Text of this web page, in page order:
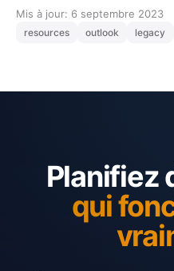
Mis à jour: 6 septembre 2023
resources outlook legacy
Planifiez
qui